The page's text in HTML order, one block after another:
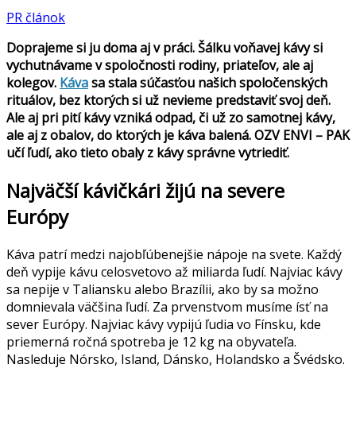
PR článok
Doprajeme si ju doma aj v práci. Šálku voňavej kávy si
vychutnávame v spoločnosti rodiny, priateľov, ale aj
kolegov. Kávasa stala súčasťou našich spoločenských
rituálov, bez ktorých si už nevieme predstaviť svoj deň.
Ale aj pri pití kávy vzniká odpad, či už zo samotnej kávy,
ale aj z obalov, do ktorých je káva balená.OZV ENVI – PAK
učí ľudí, ako tieto obaly z kávy správne vytriediť.
Najväčší kávičkári žijú na severe
Európy
Káva patrí medzi najobľúbenejšie nápoje na svete. Každý
deň vypije kávu celosvetovo až miliarda ľudí. Najviac kávy
sa nepije v Taliansku alebo Brazílii, ako by sa možno
domnievala väčšina ľudí. Za prvenstvom musíme ísť na
sever Európy. Najviac kávy vypijú ľudia vo Fínsku, kde
priemerná ročná spotreba je 12 kg na obyvateľa.
Nasleduje Nórsko, Island, Dánsko, Holandsko a Švédsko.